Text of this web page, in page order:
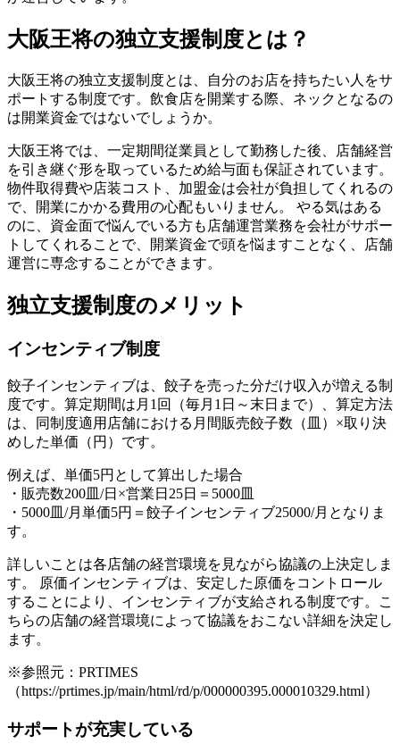
大阪王将の独立支援制度とは？
大阪王将の独立支援制度とは、自分のお店を持ちたい人をサ
ポートする制度です。飲食店を開業する際、ネックとなるの
は開業資金ではないでしょうか。
大阪王将では、一定期間従業員として勤務した後、店舗経営
を引き継ぐ形を取っているため給与面も保証されています。
物件取得費や店装コスト、加盟金は会社が負担してくれるの
で、開業にかかる費用の心配もいりません。 やる気はある
のに、資金面で悩んでいる方も店舗運営業務を会社がサポー
トしてくれることで、開業資金で頭を悩ますことなく、店舗
運営に専念することができます。
独立支援制度のメリット
インセンティブ制度
餃子インセンティブは、餃子を売った分だけ収入が増える制
度です。算定期間は月1回（毎月1日～末日まで）、算定方法
は、同制度適用店舗における月間販売餃子数（皿）×取り決
めした単価（円）です。
例えば、単価5円として算出した場合
・販売数200皿/日×営業日25日＝5000皿
・5000皿/月単価5円＝餃子インセンティブ25000/月となりま
す。
詳しいことは各店舗の経営環境を見ながら協議の上決定しま
す。 原価インセンティブは、安定した原価をコントロール
することにより、インセンティブが支給される制度です。こ
ちらの店舗の経営環境によって協議をおこない詳細を決定し
ます。
※参照元：PRTIMES
（https://prtimes.jp/main/html/rd/p/000000395.000010329.html）
サポートが充実している